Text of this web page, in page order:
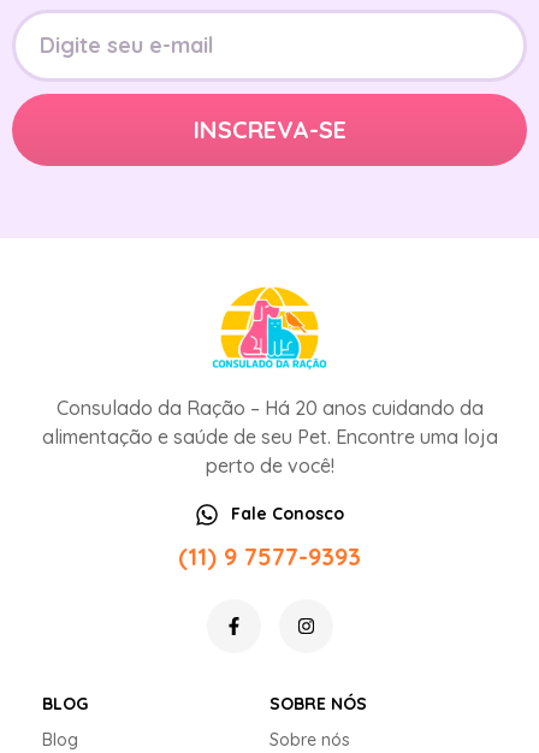
Consulado da Ração – Há 20 anos cuidando da
alimentação e saúde de seu Pet. Encontre uma loja
perto de você!
Fale Conosco
(11) 9 7577-9393
BLOG
Blog
SOBRE NÓS
Sobre nós